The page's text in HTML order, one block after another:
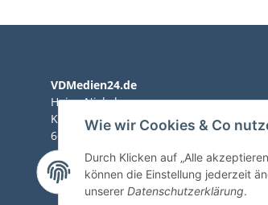
VDMedien24.de
Heinz Nickel
Kasernenstraße 6-10
66482 Zweibrücken
Tel. 06332 72710
eMail: heinz.nickel@vdmedien.de
Wie wir Cookies & Co
Durch Klicken auf „Alle
können die Einstellung jederzeit
unserer Datenschutzerklärung.